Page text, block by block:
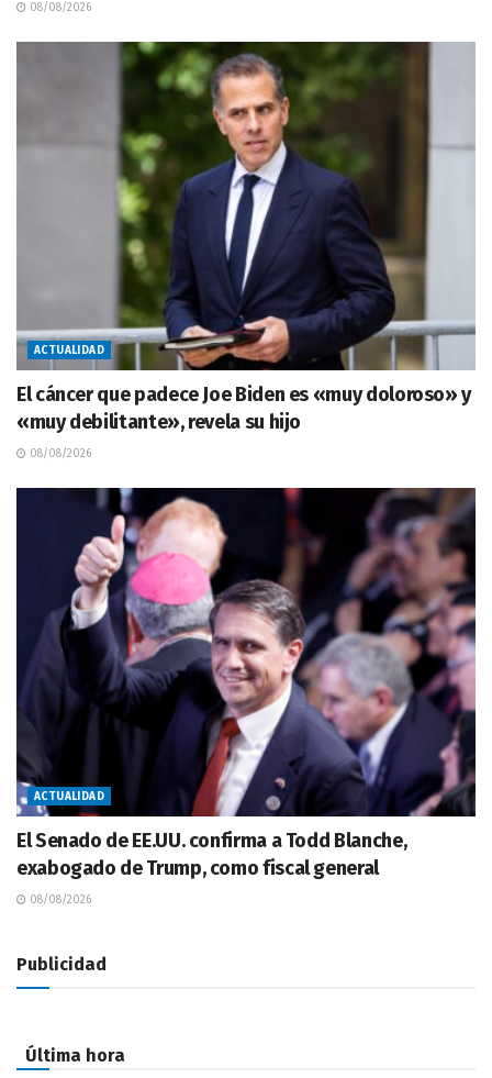
08/08/2026
ACTUALIDAD
El cáncer que padece Joe Biden es «muy doloroso» y
«muy debilitante», revela su hijo
08/08/2026
ACTUALIDAD
El Senado de EE.UU. confirma a Todd Blanche,
exabogado de Trump, como fiscal general
08/08/2026
Publicidad
Última hora